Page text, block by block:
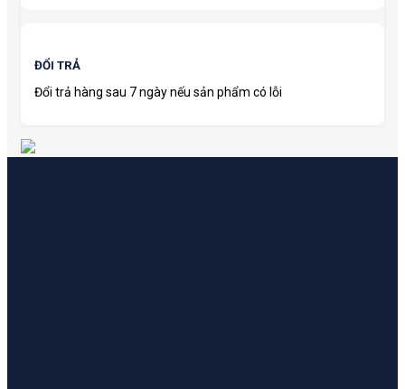
ĐỔI TRẢ
Đổi trả hàng sau 7 ngày nếu sản phẩm có lỗi